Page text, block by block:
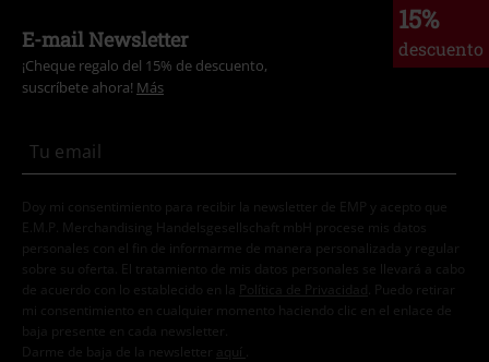
15%
descuento
E-mail Newsletter
¡Cheque regalo del 15% de descuento,
suscríbete ahora! Más
Doy mi consentimiento para recibir la newsletter de EMP y acepto que
E.M.P. Merchandising Handelsgesellschaft mbH procese mis datos
personales con el fin de informarme de manera personalizada y regular
sobre su oferta. El tratamiento de mis datos personales se llevará a cabo
de acuerdo con lo establecido en la
Política de Privacidad . Puedo retirar
mi consentimiento en cualquier momento haciendo clic en el enlace de
baja presente en cada newsletter.
Darme de baja de la newsletter
aquí